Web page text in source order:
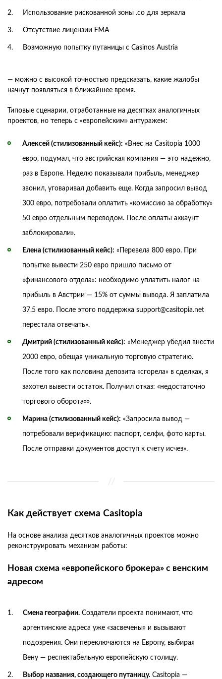
Использование рискованной зоны .co для зеркала
Отсутствие лицензии FMA
Возможную попытку путаницы с Casinos Austria
— можно с высокой точностью предсказать, какие жалобы
начнут появляться в ближайшее время.
Типовые сценарии, отработанные на десятках аналогичных
проектов, но теперь с «европейским» антуражем:
Алексей (стилизованный кейс): «Внес на Casitopia 1000
евро, подумал, что австрийская компания — это надежно,
раз в Европе. Неделю показывали прибыль, менеджер
звонил, уговаривал добавить еще. Когда запросил вывод
300 евро, потребовали оплатить «комиссию за обработку»
50 евро отдельным переводом. После оплаты аккаунт
заблокировали».
Елена (стилизованный кейс): «Перевела 800 евро. При
попытке вывести 250 евро пришло письмо от
«финансового отдела»: необходимо уплатить налог на
прибыль в Австрии — 15% от суммы вывода. Я заплатила
37.5 евро. После этого поддержка support@casitopia.net
перестала отвечать».
Дмитрий (стилизованный кейс): «Менеджер убедил внести
2000 евро, обещая уникальную торговую стратегию.
После того как половина депозита «сгорела» в сделках, я
захотел вывести остаток. Получил отказ: «недостаточно
торгового оборота»».
Марина (стилизованный кейс): «Запросила вывод —
потребовали верификацию: паспорт, селфи, фото карты.
После отправки документов доступ к счету исчез».
Как действует схема Casitopia
На основе анализа десятков аналогичных проектов можно
реконструировать механизм работы:
Новая схема «европейского брокера» с венским
адресом
Смена географии. Создатели проекта понимают, что
аргентинские адреса уже «засвечены» и вызывают
подозрения. Они переключаются на Европу, выбирая
Вену — респектабельную европейскую столицу.
Выбор названия, создающего путаницу. Casitopia —